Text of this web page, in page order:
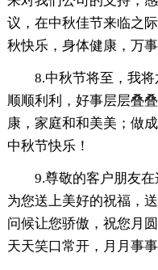
议，在中秋佳节来临之
秋快乐，身体健康，万事
8.中秋节将至，我
顺顺利利，好事层层叠
康，家庭和和美美；做
中秋节快乐！
9.尊敬的客户朋友
为您送上美好的祝福，
问候让您骄傲，祝您月
天天笑口常开，月月事